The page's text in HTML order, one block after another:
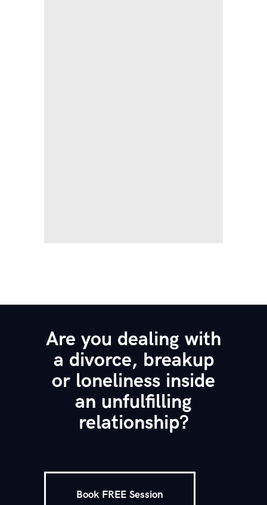
Are you dealing with
a divorce, breakup
or loneliness inside
an unfulfilling
relationship?
Book FREE Session